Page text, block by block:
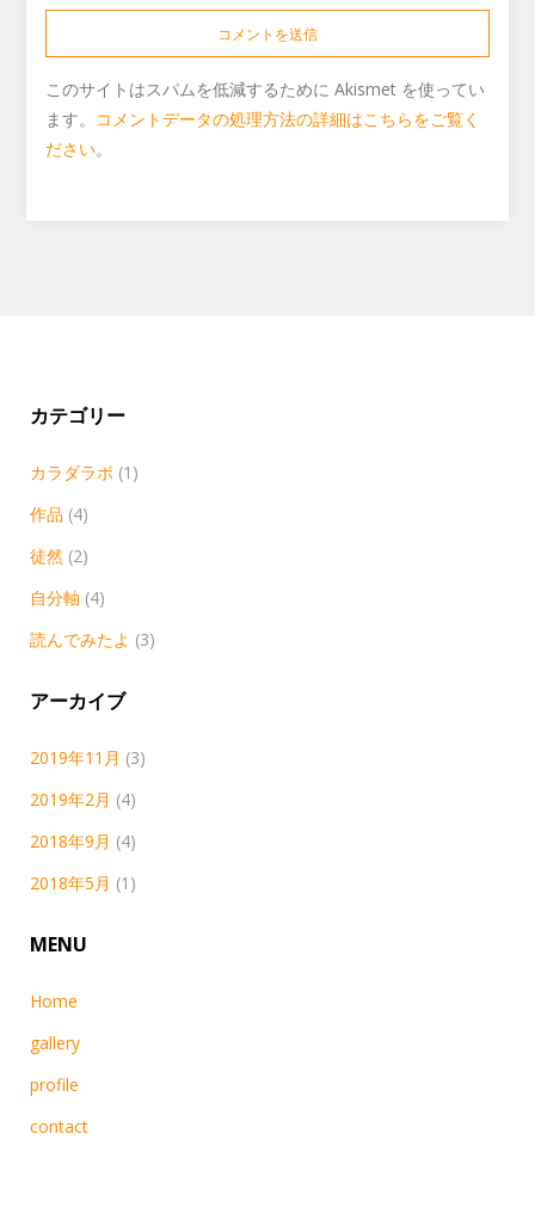
このサイトはスパムを低減するために Akismet を使ってい
ます。 コメントデータの処理方法の詳細はこちらをご覧く
ださい。
カテゴリー
カラダラボ (1)
作品 (4)
徒然 (2)
自分軸 (4)
読んでみたよ (3)
アーカイブ
2019年11月 (3)
2019年2月 (4)
2018年9月 (4)
2018年5月 (1)
MENU
Home
gallery
profile
contact